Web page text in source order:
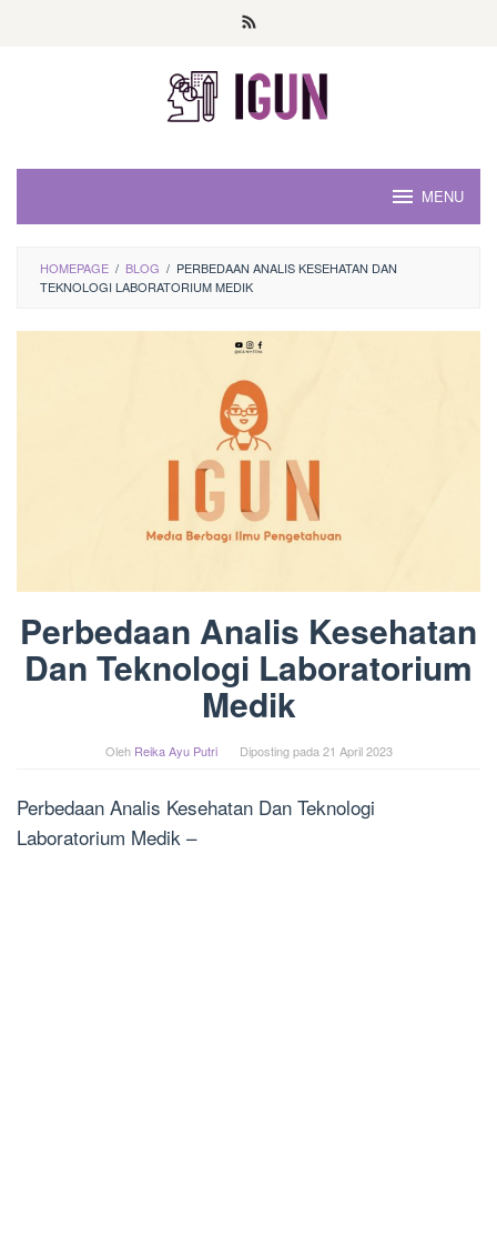
MENU
HOMEPAGE / BLOG / PERBEDAAN ANALIS KESEHATAN DAN
TEKNOLOGI LABORATORIUM MEDIK
Perbedaan Analis Kesehatan
Dan Teknologi Laboratorium
Medik
Oleh Reika Ayu Putri Diposting pada 21 April 2023
Perbedaan Analis Kesehatan Dan Teknologi
Laboratorium Medik –